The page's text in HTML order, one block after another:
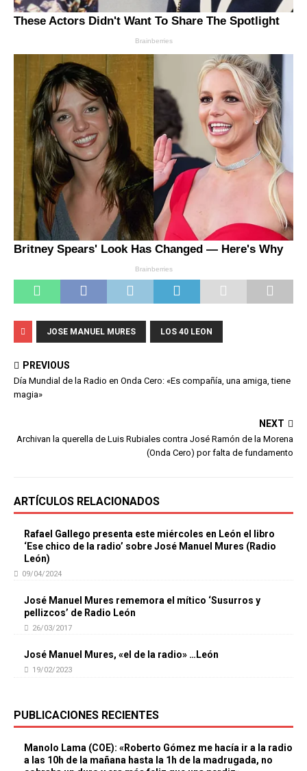
JOSE MANUEL MURES LOS 40 LEON
PREVIOUS
Día Mundial de la Radio en Onda Cero: «Es compañía, una amiga, tiene
magia»
NEXT
Archivan la querella de Luis Rubiales contra José Ramón de la Morena
(Onda Cero) por falta de fundamento
ARTÍCULOS RELACIONADOS
Rafael Gallego presenta este miércoles en León el libro
‘Ese chico de la radio’ sobre José Manuel Mures (Radio
León)
09/04/2024
José Manuel Mures rememora el mítico ‘Susurros y
pellizcos’ de Radio León
26/03/2017
José Manuel Mures, «el de la radio» …León
19/02/2023
PUBLICACIONES RECIENTES
Manolo Lama (COE): «Roberto Gómez me hacía ir a la radio
a las 10h de la mañana hasta la 1h de la madrugada, no